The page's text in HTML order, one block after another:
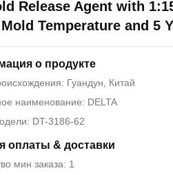
Release Agent with
Mold Temperature and 5
о продукте
Гуандун, Китай
наименование: DELTA
DT-3186-62
оплаты & доставки
мин заказа: 1